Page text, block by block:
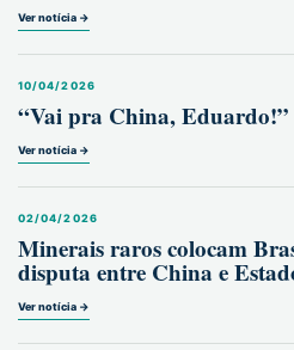
Ver notícia →
10/04/2026
“Vai pra China, Eduardo!”
Ver notícia →
02/04/2026
Minerais raros colocam
disputa entre China e
Ver notícia →